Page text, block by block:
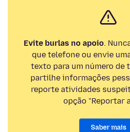
Evite burlas no apoio.
que telefone ou envie
texto para um número de
partilhe informações
reporte atividades
opção "Reportar
Saber mais